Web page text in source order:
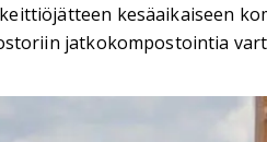
kesäaikaiseen
jatkokompostointia